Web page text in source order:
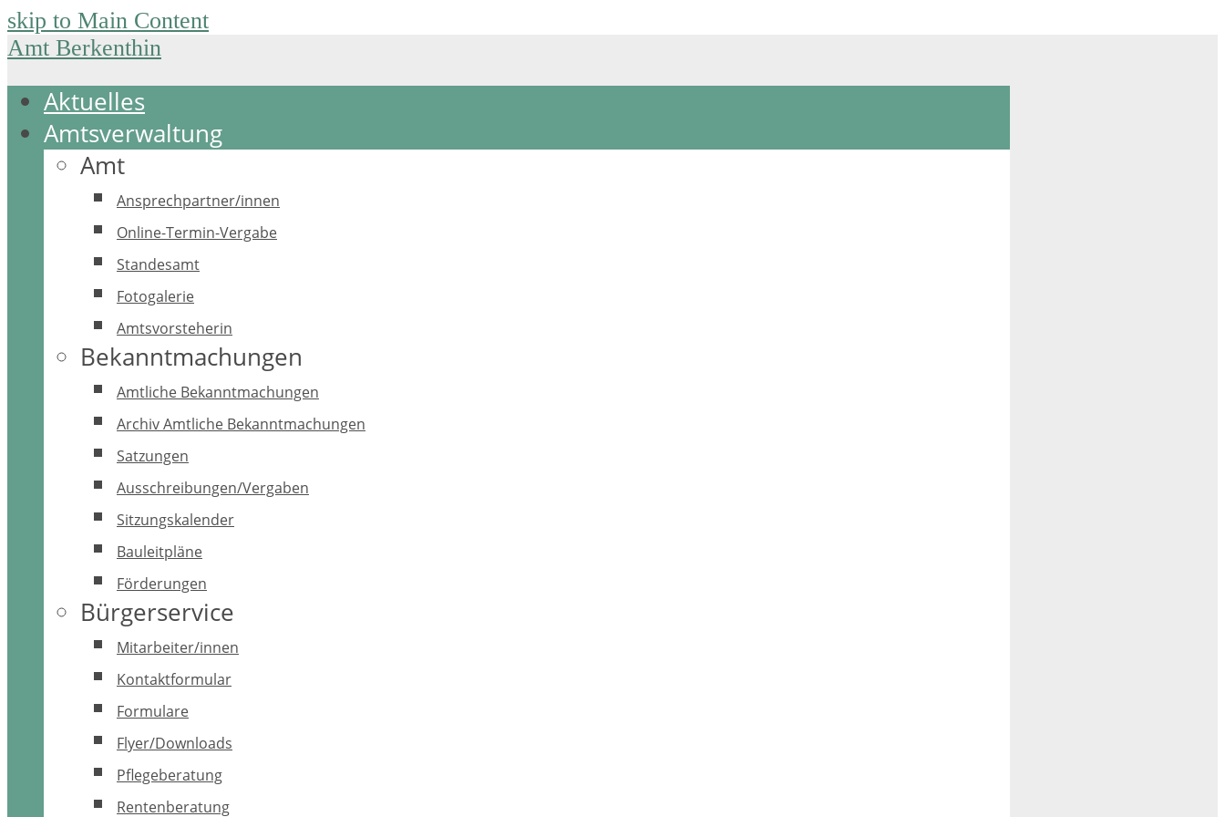
skip to Main Content
Amt Berkenthin
Aktuelles
Amtsverwaltung
Amt
Ansprechpartner/innen
Online-Termin-Vergabe
Standesamt
Fotogalerie
Amtsvorsteherin
Bekanntmachungen
Amtliche Bekanntmachungen
Archiv Amtliche Bekanntmachungen
Satzungen
Ausschreibungen/Vergaben
Sitzungskalender
Bauleitpläne
Förderungen
Bürgerservice
Mitarbeiter/innen
Kontaktformular
Formulare
Flyer/Downloads
Pflegeberatung
Rentenberatung